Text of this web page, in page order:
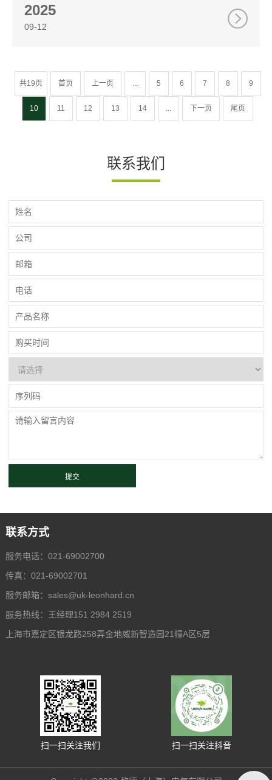
2025
09-12
共19页 首页 上一页 ... 5 6 7 8 9
10 11 12 13 14 ... 下一页 尾页
联系我们
联系方式
服务电话：021-69002700
传真：021-69002701
服务邮箱： sales@uk-leonhard.cn
服务热线：王经理151 2984 2519
上海市嘉定区银龙路258弄金地威新智造园21幢A区5层
扫一扫关注我们 扫一扫关注抖音